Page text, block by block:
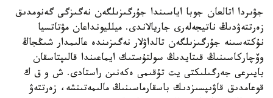
جۋىردا اتالعان جوبا اياسىندا جۇرگىزىلگەن نەگىزگى گەنومدىق
زەرتتەۋدىڭ ناتيجەلەرى جاريالاندى. ميلليونداعان مۋتاتسيا
نۇكتەسىنە جۇرگىزىلگەن تالداۋلار نەگىزىندە عالىمدار شىڭجاڭ
وۆچاركاسىنىڭ قىتايدىڭ سولتۇستىك ايماعىندا قالىپتاسقان
بايىرعى جەرگىلىكتى يت تۇقىمى ەكەنىن راستادى. ش و ق ك
قوعامدىق قاۋىپسىزدىك باسقارماسىنىڭ مالىمەتىنشە، زەرتتەۋ